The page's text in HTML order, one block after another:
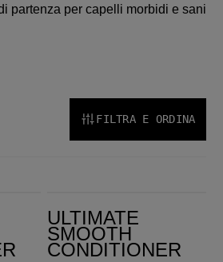
partenza per capelli morbidi e sani
FILTRA E ORDINA
ULTIMATE
SMOOTH
CONDITIONER